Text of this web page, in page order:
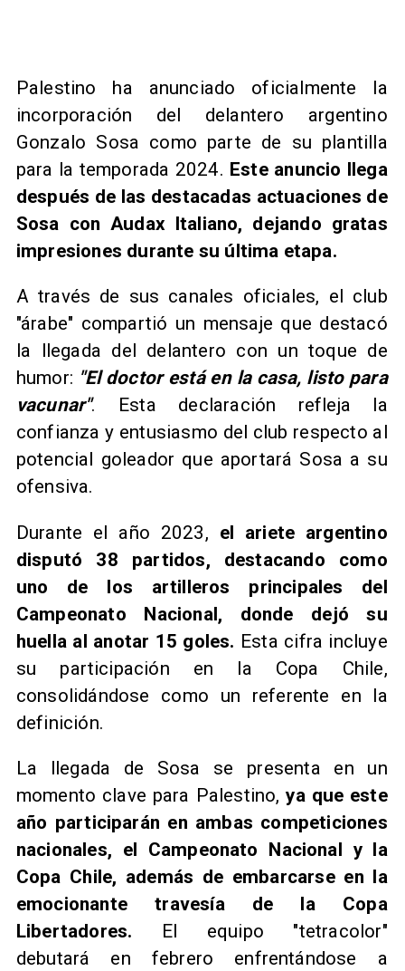
​Palestino ha anunciado oficialmente la
incorporación del delantero argentino
Gonzalo Sosa como parte de su plantilla
para la temporada 2024. Este anuncio llega
después de las destacadas actuaciones de
Sosa con Audax Italiano, dejando gratas
impresiones durante su última etapa.
A través de sus canales oficiales, el club
"árabe" compartió un mensaje que destacó
la llegada del delantero con un toque de
humor: "El doctor está en la casa, listo para
vacunar". Esta declaración refleja la
confianza y entusiasmo del club respecto al
potencial goleador que aportará Sosa a su
ofensiva.
Durante el año 2023, el ariete argentino
disputó 38 partidos, destacando como
uno de los artilleros principales del
Campeonato Nacional, donde dejó su
huella al anotar 15 goles. Esta cifra incluye
su participación en la Copa Chile,
consolidándose como un referente en la
definición.
La llegada de Sosa se presenta en un
momento clave para Palestino, ya que este
año participarán en ambas competiciones
nacionales, el Campeonato Nacional y la
Copa Chile, además de embarcarse en la
emocionante travesía de la Copa
Libertadores. El equipo "tetracolor"
debutará en febrero enfrentándose a